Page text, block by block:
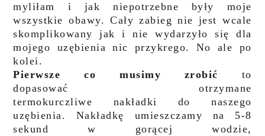
myliłam i jak niepotrzebne były moje
wszystkie obawy. Cały zabieg nie jest wcale
skomplikowany jak i nie wydarzyło się dla
mojego uzębienia nic przykrego. No ale po
kolei.
Pierwsze co musimy zrobić to
dopasować otrzymane
termokurczliwe nakładki do naszego
uzębienia. Nakładkę umieszczamy na 5-8
sekund w gorącej wodzie,